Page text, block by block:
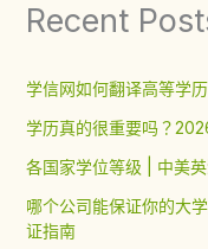
Recent
学信网如何翻译高等学
学历真的很重要吗？
各国家学位等级 | 中美
哪个公司能保证你的大
证指南